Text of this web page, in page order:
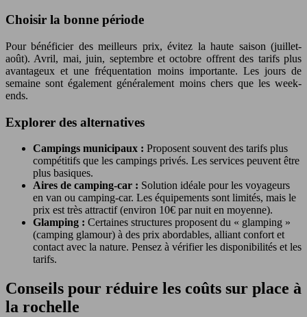
Choisir la bonne période
Pour bénéficier des meilleurs prix, évitez la haute saison (juillet-
août). Avril, mai, juin, septembre et octobre offrent des tarifs plus
avantageux et une fréquentation moins importante. Les jours de
semaine sont également généralement moins chers que les week-
ends.
Explorer des alternatives
Campings municipaux : Proposent souvent des tarifs plus
compétitifs que les campings privés. Les services peuvent être
plus basiques.
Aires de camping-car : Solution idéale pour les voyageurs
en van ou camping-car. Les équipements sont limités, mais le
prix est très attractif (environ 10€ par nuit en moyenne).
Glamping : Certaines structures proposent du « glamping »
(camping glamour) à des prix abordables, alliant confort et
contact avec la nature. Pensez à vérifier les disponibilités et les
tarifs.
Conseils pour réduire les coûts sur place à
la rochelle